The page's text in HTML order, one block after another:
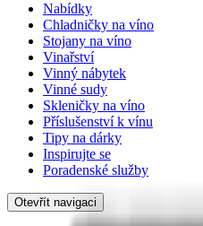
Nabídky
Chladničky na víno
Stojany na víno
Vinařství
Vinný nábytek
Vinné sudy
Skleničky na víno
Příslušenství k vínu
Tipy na dárky
Inspirujte se
Poradenské služby
Otevřít navigaci